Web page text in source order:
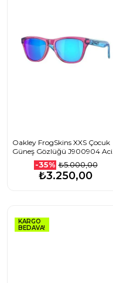
Oakley FrogSkins XXS Çocuk
Güneş Gözlüğü J900904 Acid
Pink Prizm Sapphire
-35% ₺5.000,00
₺3.250,00
KARGO
BEDAVA!